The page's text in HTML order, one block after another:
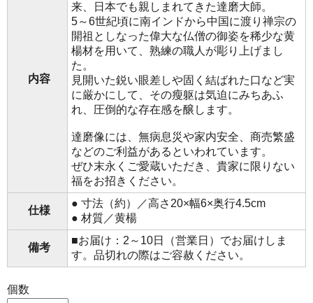
内容
来、日本でも親しまれてきた達磨大師。
5～6世紀頃に南インドから中国に渡り禅宗の
開祖としなった偉大な仏僧の御姿を稀少な黄
楊材を用いて、熟練の職人が彫り上げまし
た。
見開いた鋭い眼差しや固く結ばれた口など実
に厳かにして、その瘦躯は気迫にみちあふ
れ、圧倒的な存在感を醸します。
達磨像には、無病息災や家内安全、商売繁盛
などのご利益があるといわれています。
ぜひ末永くご愛蔵いただき、貴家に限りない
福をお招きください。
仕様
● 寸法（約）／高さ20×幅6×奥行4.5cm
● 材質／黄楊
備考
■お届け：2～10日（営業日）でお届けしま
す。品切れの際はご容赦ください。
個数